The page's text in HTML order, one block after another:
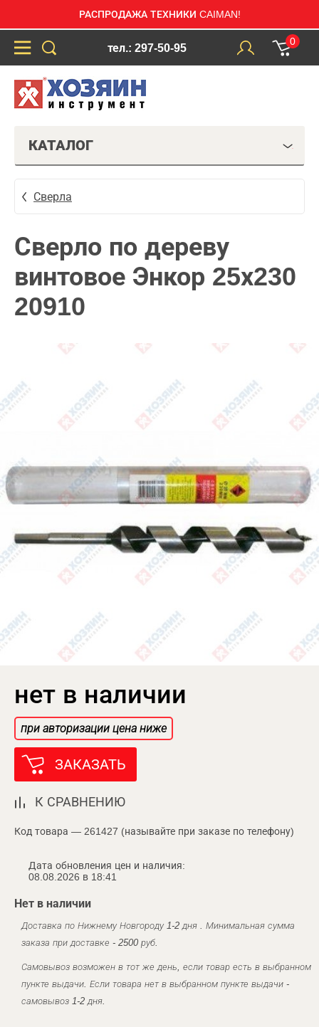
РАСПРОДАЖА ТЕХНИКИ CAIMAN!
тел.: 297-50-95
0
КАТАЛОГ
Сверла
Сверло по дереву
винтовое Энкор 25х230
20910
нет в наличии
при авторизации цена ниже
ЗАКАЗАТЬ
К СРАВНЕНИЮ
Код товара — 261427 (называйте при заказе по телефону)
Дата обновления цен и наличия:
08.08.2026 в 18:41
Нет в наличии
Доставка по Нижнему Новгороду 1-2 дня . Минимальная сумма
заказа при доставке - 2500 руб.
Самовывоз возможен в тот же день, если товар есть в выбранном
пункте выдачи. Если товара нет в выбранном пункте выдачи -
самовывоз 1-2 дня.